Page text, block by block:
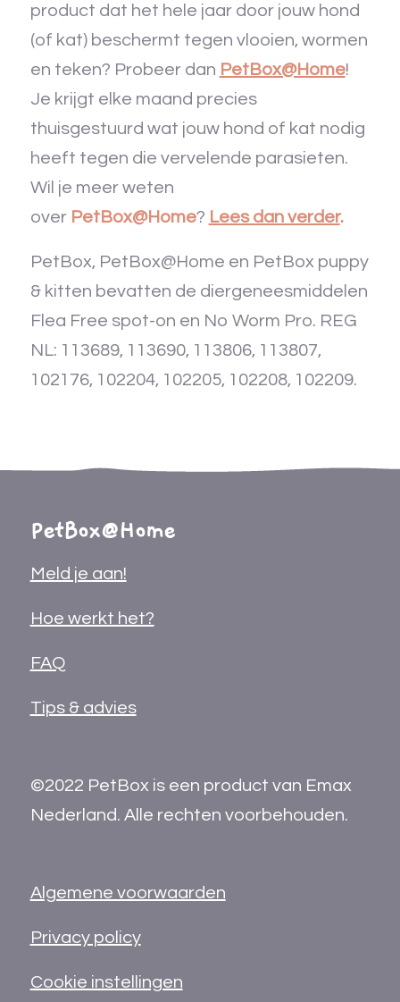
product dat het hele jaar door jouw hond
(of kat) beschermt tegen vlooien, wormen
en teken? Probeer dan PetBox@Home!
Je krijgt elke maand precies
thuisgestuurd wat jouw hond of kat nodig
heeft tegen die vervelende parasieten.
Wil je meer weten
over PetBox@Home? Lees dan verder.
PetBox, PetBox@Home en PetBox puppy
& kitten bevatten de diergeneesmiddelen
Flea Free spot-on en No Worm Pro. REG
NL: 113689, 113690, 113806, 113807,
102176, 102204, 102205, 102208, 102209.
PetBox@Home
Meld je aan!
Hoe werkt het?
FAQ
Tips & advies
©2022 PetBox is een product van Emax
Nederland. Alle rechten voorbehouden.
Algemene voorwaarden
Privacy policy
Cookie instellingen